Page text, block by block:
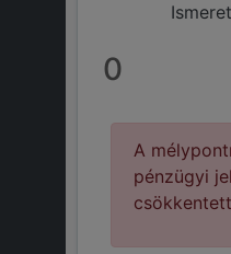
0
A
pénzügyi